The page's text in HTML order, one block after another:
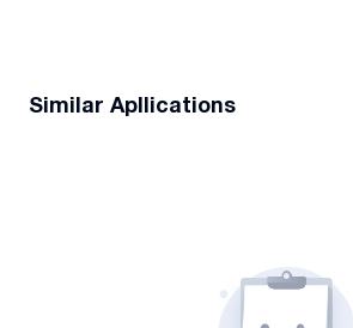
Similar Apllications